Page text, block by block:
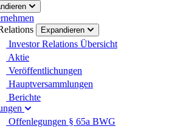
Expandieren
Investor Relations Übersicht
Aktie
Veröffentlichungen
Hauptversammlungen
Berichte
Offenlegungen § 65a BWG